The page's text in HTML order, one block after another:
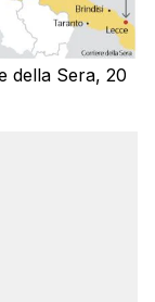
della Sera, 20